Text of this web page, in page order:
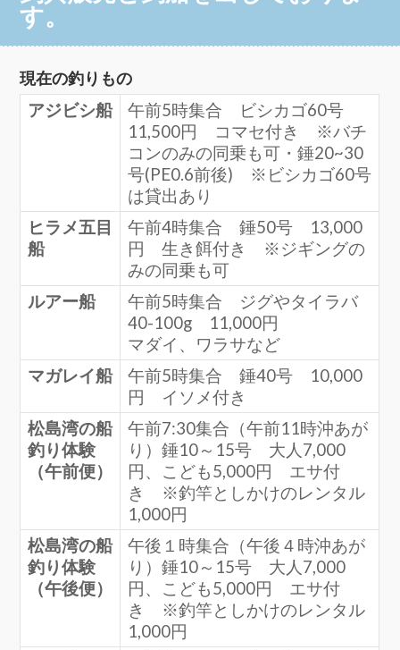
す。
現在の釣りもの
アジビシ船
午前5時集合 ビシカゴ60号
11,500円 コマセ付き ※バチ
コンのみの同乗も可・錘20~30
号(PE0.6前後) ※ビシカゴ60号
は貸出あり
ヒラメ五目
船
午前4時集合 錘50号 13,000
円 生き餌付き ※ジギングの
みの同乗も可
ルアー船
午前5時集合 ジグやタイラバ
40-100g 11,000円
マダイ、ワラサなど
マガレイ船
午前5時集合 錘40号 10,000
円 イソメ付き
松島湾の船
釣り体験
（午前便）
午前7:30集合（午前11時沖あが
り）錘10～15号 大人7,000
円、こども5,000円 エサ付
き ※釣竿としかけのレンタル
1,000円
松島湾の船
釣り体験
（午後便）
午後１時集合（午後４時沖あが
り）錘10～15号 大人7,000
円、こども5,000円 エサ付
き ※釣竿としかけのレンタル
1,000円